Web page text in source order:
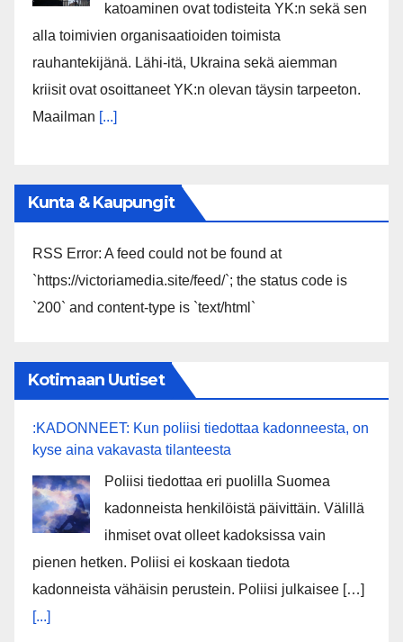
katoaminen ovat todisteita YK:n sekä sen
alla toimivien organisaatioiden toimista
rauhantekijänä. Lähi-itä, Ukraina sekä aiemman
kriisit ovat osoittaneet YK:n olevan täysin tarpeeton.
Maailman [...]
Kunta & Kaupungit
RSS Error: A feed could not be found at
`https://victoriamedia.site/feed/`; the status code is
`200` and content-type is `text/html`
Kotimaan Uutiset
:KADONNEET: Kun poliisi tiedottaa kadonneesta, on
kyse aina vakavasta tilanteesta
Poliisi tiedottaa eri puolilla Suomea
kadonneista henkilöistä päivittäin. Välillä
ihmiset ovat olleet kadoksissa vain
pienen hetken. Poliisi ei koskaan tiedota
kadonneista vähäisin perustein. Poliisi julkaisee […]
[...]